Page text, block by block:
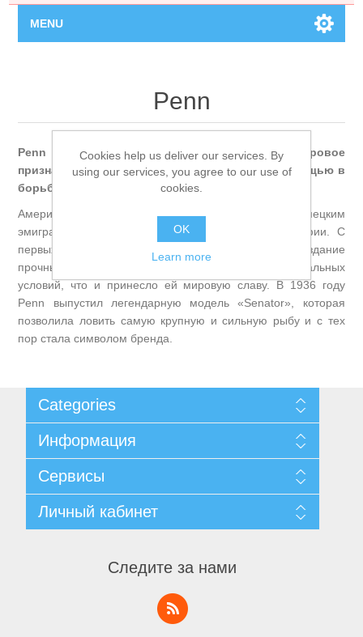
MENU
Товары для рыбалки
Аксессуары для лодок
Контакты
Поиск
Penn
Penn — американская легенда, завоевавшая мировое
признание своей невероятной надёжностью и мощью в
борьбе с морскими гигантами.
Американский бренд, основанный в 1932 году немецким
эмигрантом и механиком Отто Хенце в Филадельфии. С
первых дней компания ориентировалась на создание
прочных и долговечных катушек для экстремальных
условий, что и принесло ей мировую славу. В 1936 году
Penn выпустил легендарную модель «Senator», которая
позволила ловить самую крупную и сильную рыбу и с тех
пор стала символом бренда.
Categories
Информация
Доставка и возврат
Уведомление о конфиденциальности
Пользовательское соглашение
О нас
Сервисы
Новости
Список сравнения
Личный кабинет
Заявка на аккаунт поставщика
Следите за нами
Cookies help us deliver our services. By
using our services, you agree to our use of
cookies.
OK
Learn more